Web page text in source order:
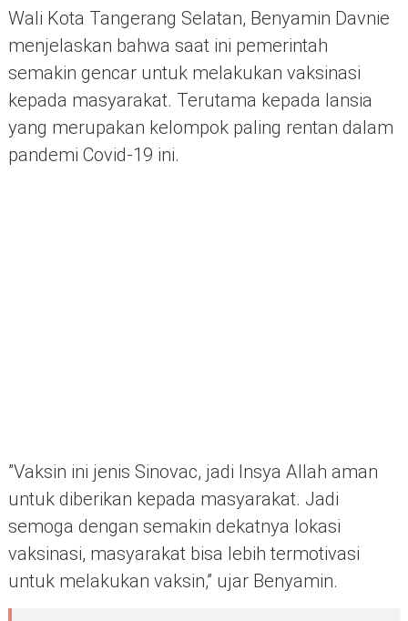
Wali Kota Tangerang Selatan, Benyamin Davnie
menjelaskan bahwa saat ini pemerintah
semakin gencar untuk melakukan vaksinasi
kepada masyarakat. Terutama kepada lansia
yang merupakan kelompok paling rentan dalam
pandemi Covid-19 ini.
”Vaksin ini jenis Sinovac, jadi Insya Allah aman
untuk diberikan kepada masyarakat. Jadi
semoga dengan semakin dekatnya lokasi
vaksinasi, masyarakat bisa lebih termotivasi
untuk melakukan vaksin,” ujar Benyamin.